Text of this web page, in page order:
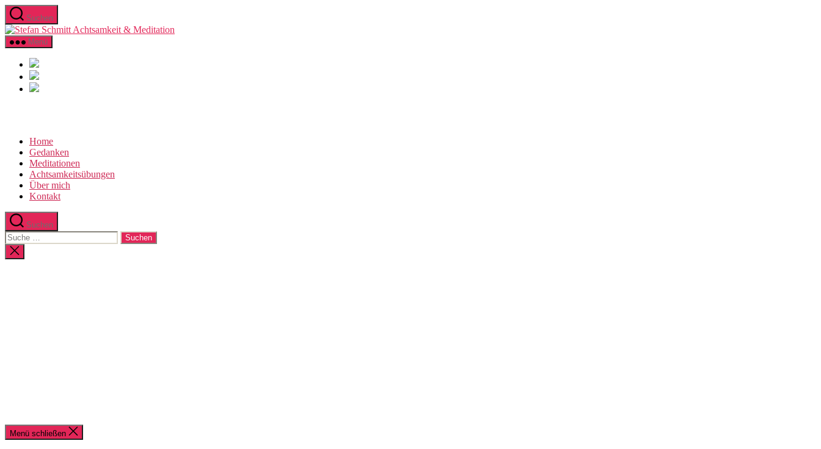
Direkt
zum
Inhalt
wechseln
Suchen
Menü
Home
Gedanken
Meditationen
Achtsamkeitsübungen
Über mich
Kontakt
Suchen
Suche
nach:
Suche
schließen
Menü schließen